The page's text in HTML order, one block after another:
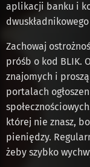
aplikacji banku i
Zachowaj
próśb o kod BLIK.
znajomych i
portalach
której nie znasz,
pieniędzy.
żeby szybko